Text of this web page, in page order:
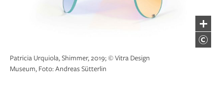
Patricia Urquiola, Shimmer, 2019; © Vitra Design
Museum, Foto: Andreas Sütterlin